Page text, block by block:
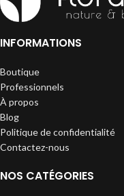
INFORMATIONS
Boutique
Professionnels
À propos
Blog
Politique de confidentialité
Contactez-nous
NOS CATÉGORIES